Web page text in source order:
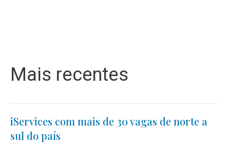
Mais recentes
iServices com mais de 30 vagas de norte a
sul do país